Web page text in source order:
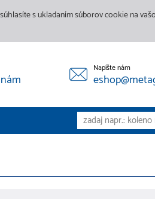
s ukladaním súborov cookie na
Napíšte nám